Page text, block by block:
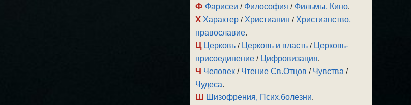
Ф Фарисеи / Философия / Фильмы, Кино.
Х Характер / Христианин / Христианство,
православие.
Ц Церковь / Церковь и власть / Церковь-
присоединение / Цифровизация.
Ч Человек / Чтение Св.Отцов / Чувства /
Чудеса.
Ш Шизофрения, Псих.болезни.